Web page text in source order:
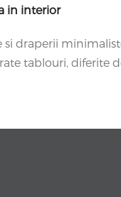
in interior
si draperii
tablouri, diferite